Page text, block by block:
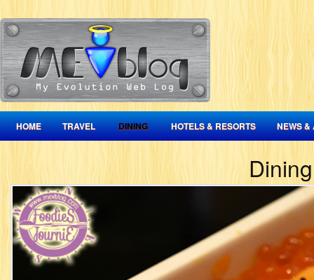
HOME TRAVEL DINING HOTELS & RESORTS NEWS &
Dining